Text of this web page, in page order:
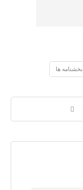
بخشنامه ها